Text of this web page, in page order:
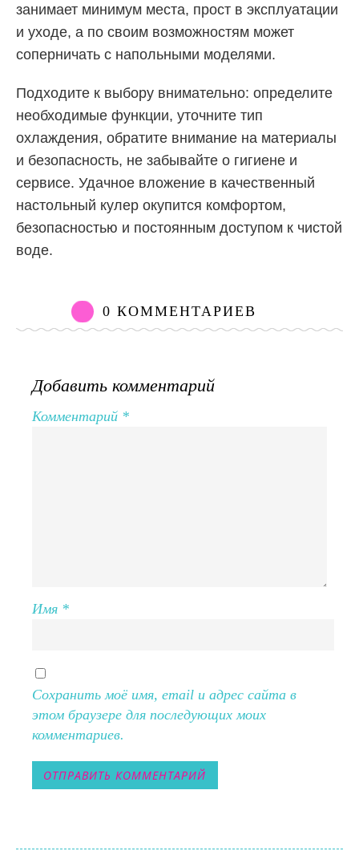
занимает минимум места, прост в эксплуатации
и уходе, а по своим возможностям может
соперничать с напольными моделями.
Подходите к выбору внимательно: определите
необходимые функции, уточните тип
охлаждения, обратите внимание на материалы
и безопасность, не забывайте о гигиене и
сервисе. Удачное вложение в качественный
настольный кулер окупится комфортом,
безопасностью и постоянным доступом к чистой
воде.
0 КОММЕНТАРИЕВ
Добавить комментарий
Комментарий *
Имя *
Сохранить моё имя, email и адрес сайта в
этом браузере для последующих моих
комментариев.